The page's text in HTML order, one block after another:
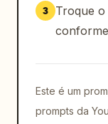
3
Troque o
Este é um
prompts da